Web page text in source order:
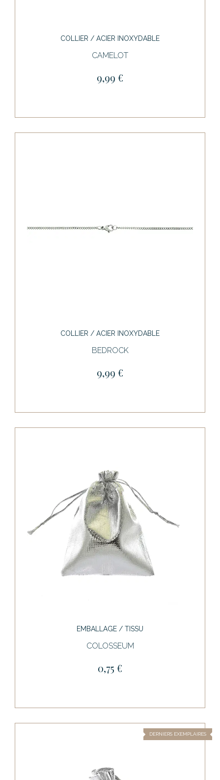
COLLIER / ACIER INOXYDABLE
CAMELOT
9,99 €
COLLIER / ACIER INOXYDABLE
BEDROCK
9,99 €
EMBALLAGE / TISSU
COLOSSEUM
0,75 €
DERNIERS EXEMPLAIRES